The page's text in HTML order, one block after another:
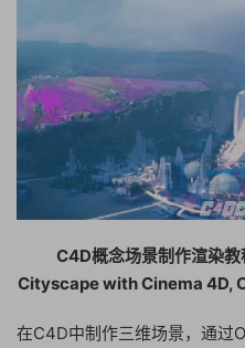
C4D概念场景制作渲染
Cityscape with Cinema 4D,
在C4D中制作三维场景，通过